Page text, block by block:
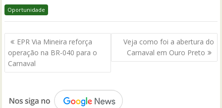
Oportunidade
Navegação
de
Post
EPR Via Mineira reforça
operação na BR-040 para o
Carnaval
Veja como foi a abertura do
Carnaval em Ouro Preto